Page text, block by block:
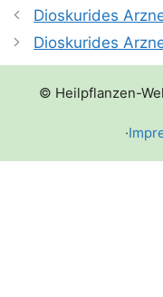
Dioskurides
Dioskurides
© Heilpflanzen-
·